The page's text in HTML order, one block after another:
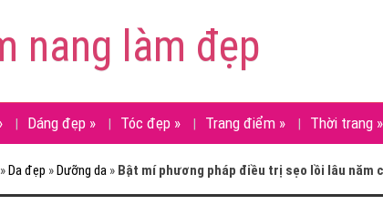
nang làm đẹp
Dáng đẹp » Tóc đẹp » Trang điểm » Thời trang »
»Da đẹp »Dưỡng da » Bật mí phương pháp điều trị sẹo lồi lâu năm